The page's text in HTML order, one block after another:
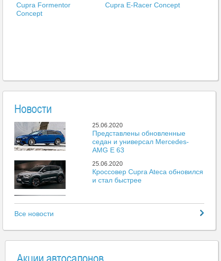
Cupra Formentor
Concept
Cupra E-Racer Concept
Новости
25.06.2020
Представлены обновленные
седан и универсал Mercedes-
AMG E 63
25.06.2020
Кроссовер Cupra Ateca обновился
и стал быстрее
Mazda представила новый пикап
25.06.2020
Больше 500 тыс. автомобилей
номеров
Все новости